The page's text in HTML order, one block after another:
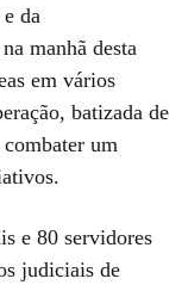
da
manhã desta
em vários
batizada de
um
e 80 servidores
judiciais de